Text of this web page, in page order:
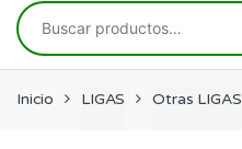
Buscar
por:
Inicio LIGAS Otras LIGAS